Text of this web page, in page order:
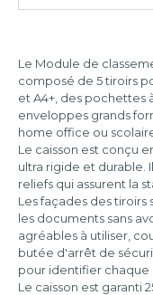
347x278x130
mm
347x278x267
mm
347x278x271
mm
4
tiroirs
5
tiroirs
6
tiroirs
Le Module de
composé de 5 tiroirs
et A4+, des pochettes
enveloppes grands
home office ou
Le caisson est conçu
ultra rigide et durable.
reliefs qui assurent la
Les façades des
les documents sans
agréables à utiliser,
butée d'arrêt de
pour identifier chaque
Le caisson est garanti